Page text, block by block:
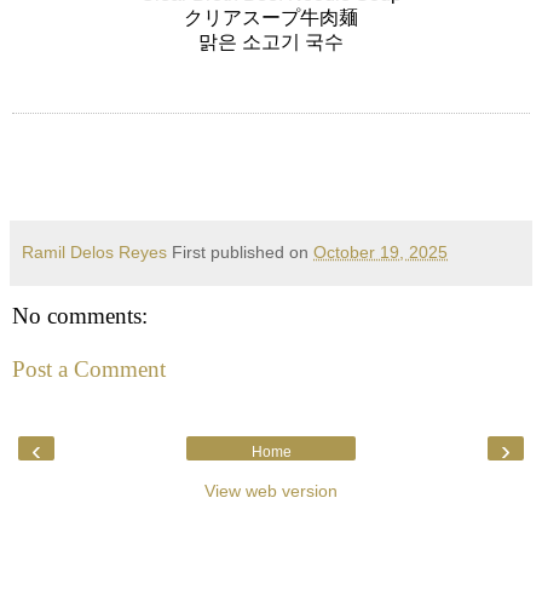
クリアスープ牛肉麺
맑은 소고기 국수
Ramil Delos Reyes First published on October 19, 2025
No comments:
Post a Comment
‹ ›
Home
View web version